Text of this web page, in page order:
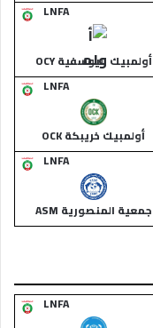
LNFA
أولمبيك اليوسفية OCY
LNFA
أولمبيك خريبكة OCK
LNFA
جمعية المنصورية ASM
LNFA